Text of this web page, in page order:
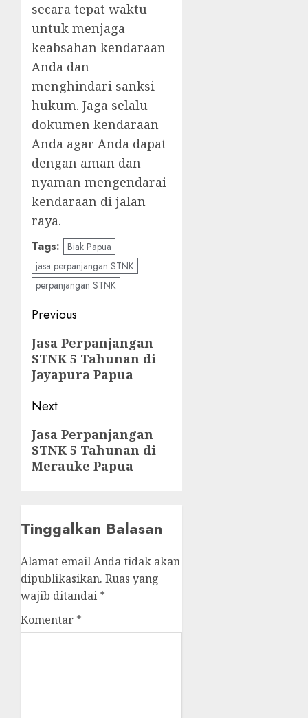
secara tepat waktu
untuk menjaga
keabsahan kendaraan
Anda dan
menghindari sanksi
hukum. Jaga selalu
dokumen kendaraan
Anda agar Anda dapat
dengan aman dan
nyaman mengendarai
kendaraan di jalan
raya.
Tags: Biak Papua
jasa perpanjangan STNK
perpanjangan STNK
Post
navigation
Previous
Previous
post:
Jasa Perpanjangan
STNK 5 Tahunan di
Jayapura Papua
Next
Next
post:
Jasa Perpanjangan
STNK 5 Tahunan di
Merauke Papua
Tinggalkan Balasan
Alamat email Anda tidak akan
dipublikasikan. Ruas yang
wajib ditandai *
Komentar *